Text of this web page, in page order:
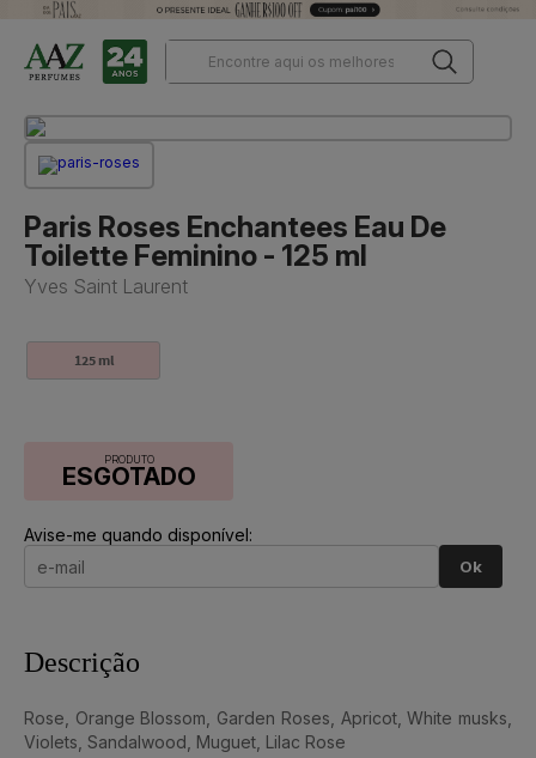
Paris Roses Enchantees Eau De
Toilette Feminino - 125 ml
Yves Saint Laurent
125 ml
PRODUTO
ESGOTADO
Avise-me quando disponível:
Ok
Descrição
Rose, Orange Blossom, Garden Roses, Apricot, White musks,
Violets, Sandalwood, Muguet, Lilac Rose